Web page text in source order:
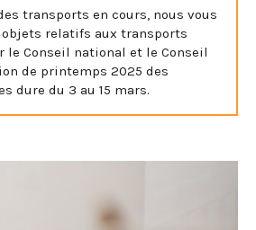
transports en cours, nous vous
relatifs aux transports
Conseil national et le Conseil
de printemps 2025 des
dure du 3 au 15 mars.